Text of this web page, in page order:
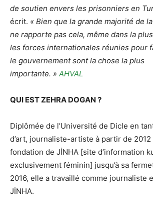
de soutien envers les prisonniers en
écrit. « Bien que la grande majorité de
ne rapporte pas cela, même dans la
les forces internationales réunies pour
le gouvernement sont la chose la plus
importante. » AHVAL
QUI EST ZEHRA DOGAN ?
Diplômée de l’Université de Dicle en
d’art, journaliste-artiste à partir de
fondation de JİNHA [site d’information
exclusivement féminin] jusqu’à sa
2016, elle a travaillé comme journaliste
JİNHA.